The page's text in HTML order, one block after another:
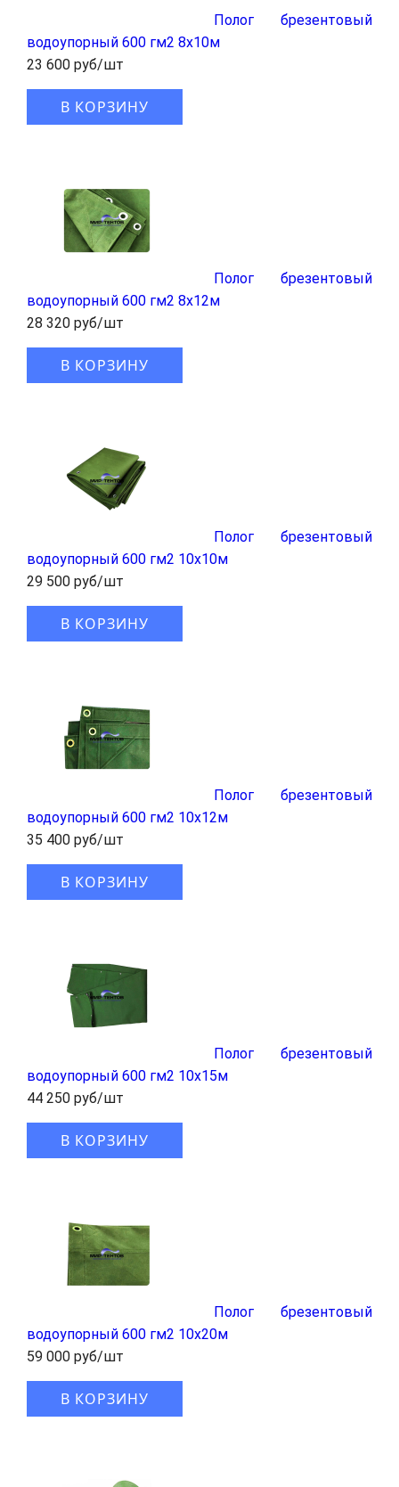
Полог брезентовый
водоупорный 600 гм2 8x10м
23 600 руб/шт
В КОРЗИНУ
Полог брезентовый
водоупорный 600 гм2 8x12м
28 320 руб/шт
В КОРЗИНУ
Полог брезентовый
водоупорный 600 гм2 10x10м
29 500 руб/шт
В КОРЗИНУ
Полог брезентовый
водоупорный 600 гм2 10x12м
35 400 руб/шт
В КОРЗИНУ
Полог брезентовый
водоупорный 600 гм2 10x15м
44 250 руб/шт
В КОРЗИНУ
Полог брезентовый
водоупорный 600 гм2 10x20м
59 000 руб/шт
В КОРЗИНУ